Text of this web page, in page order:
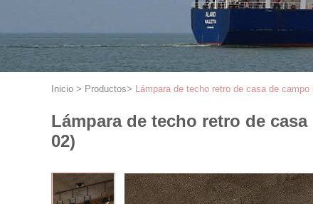
Inicio > Productos> Lámpara de techo retro de casa de
Lámpara de techo retro de
02)